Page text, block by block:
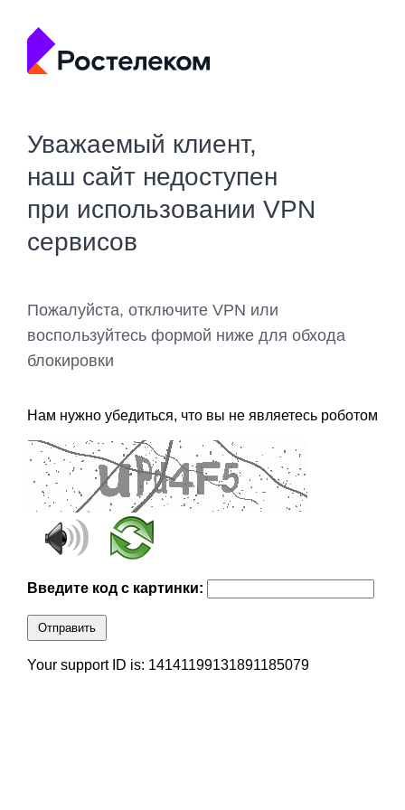
Уважаемый клиент,
наш сайт недоступен
при использовании VPN
сервисов
Пожалуйста, отключите VPN или
воспользуйтесь формой ниже для обхода
блокировки
Нам нужно убедиться, что вы не являетесь роботом
Введите код с картинки:
Отправить
Your support ID is: 14141199131891185079